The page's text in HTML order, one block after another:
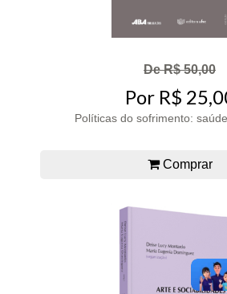
De R$ 50,00
Por R$
Políticas do sofrimento: saúde
Comprar